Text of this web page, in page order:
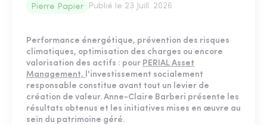
Pierre Papier Publié le 23 Juill. 2026
Performance énergétique, prévention des risques
climatiques, optimisation des charges ou encore
valorisation des actifs : pour PERIAL Asset
Management, l'investissement socialement
responsable constitue avant tout un levier de
création de valeur. Anne-Claire Barberi présente les
résultats obtenus et les initiatives mises en œuvre au
sein du patrimoine géré.